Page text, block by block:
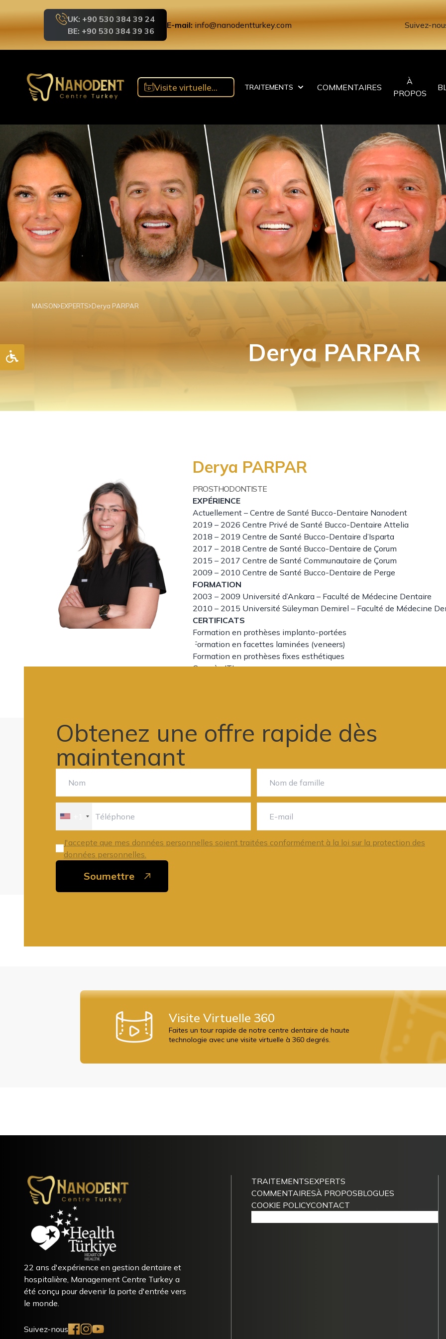
UK: ‪+90 530 384 39 24‬
BE: +90 530 384 39 36
E-mail: info@nanodentturkey.com Suivez-
Visite virtuelle
360
TRAITEMENTS COMMENTAIRES
À
PROPOS
MAISON EXPERTS Derya PARPAR
Derya PARPAR
Derya PARPAR
PROSTHODONTISTE
EXPÉRIENCE
Actuellement – Centre de Santé Bucco-Dentaire Nanodent
2019 – 2026 Centre Privé de Santé Bucco-Dentaire Attelia
2018 – 2019 Centre de Santé Bucco-Dentaire d’Isparta
2017 – 2018 Centre de Santé Bucco-Dentaire de Çorum
2015 – 2017 Centre de Santé Communautaire de Çorum
2009 – 2010 Centre de Santé Bucco-Dentaire de Perge
FORMATION
2003 – 2009 Université d’Ankara – Faculté de Médecine Dentaire
2010 – 2015 Université Süleyman Demirel – Faculté de Médecine
CERTIFICATS
Formation en prothèses implanto-portées
Formation en facettes laminées (veneers)
Formation en prothèses fixes esthétiques
Congrès ITI
Obtenez une offre rapide dès
maintenant
J'accepte que mes données personnelles soient traitées conformément à la loi sur la protection des
données personnelles.
Soumettre
Visite Virtuelle 360
Faites un tour rapide de notre centre dentaire de haute
technologie avec une visite virtuelle à 360 degrés.
22 ans d'expérience en gestion dentaire et
hospitalière, Management Centre Turkey a
été conçu pour devenir la porte d'entrée vers
le monde.
Suivez-nous
TRAITEMENTSEXPERTS
COMMENTAIRESÀ PROPOSBLOGUES
COOKIE POLICYCONTACT
Nanodent
Centre
Turkey
En ligne -
Discussion